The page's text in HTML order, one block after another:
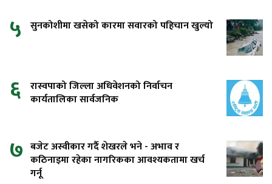
५ सुनकोशीमा खसेको कारमा सवारको पहिचान खुल्यो
६ रास्वपाको जिल्ला अधिवेशनको निर्वाचन
कार्यतालिका सार्वजनिक
७ बजेट अस्वीकार गर्दै शेखरले भने - अभाव र
कठिनाइमा रहेका नागरिकका आवश्यकतामा खर्च
गर्नू